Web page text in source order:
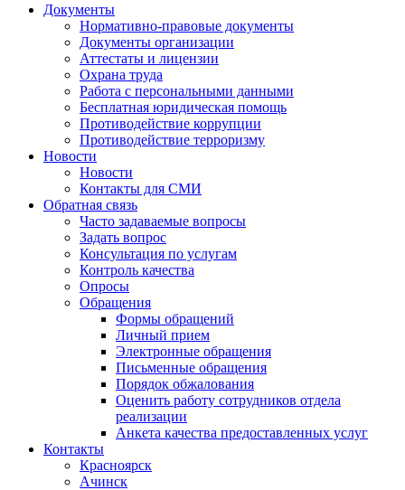
Документы
Нормативно-правовые документы
Документы организации
Аттестаты и лицензии
Охрана труда
Работа с персональными данными
Бесплатная юридическая помощь
Противодействие коррупции
Противодействие терроризму
Новости
Новости
Контакты для СМИ
Обратная связь
Часто задаваемые вопросы
Задать вопрос
Консультация по услугам
Контроль качества
Опросы
Обращения
Формы обращений
Личный прием
Электронные обращения
Письменные обращения
Порядок обжалования
Оценить работу сотрудников отдела
реализации
Анкета качества предоставленных услуг
Контакты
Красноярск
Ачинск